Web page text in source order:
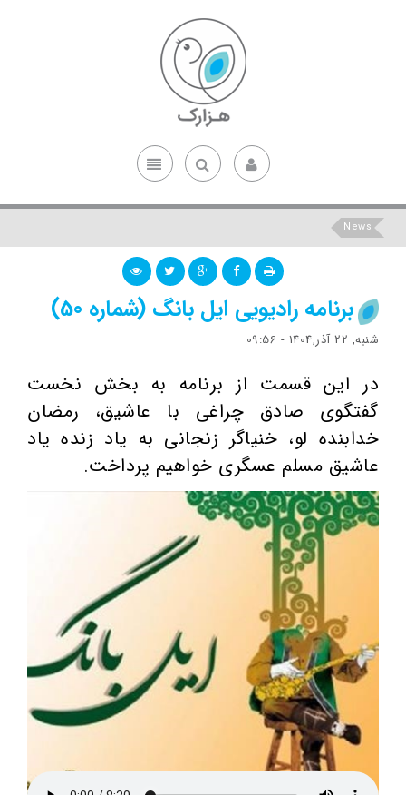
News
برنامه رادیویی ایل بانگ (شماره 50)
شنبه, 22 آذر,1404 - 09:56
در این قسمت از برنامه به بخش نخست
گفتگوی صادق چراغی با عاشیق، رمضان
خدابنده‌‌ لو، خنیاگر زنجانی به یاد زنده یاد
عاشیق مسلم عسگری خواهیم پرداخت.